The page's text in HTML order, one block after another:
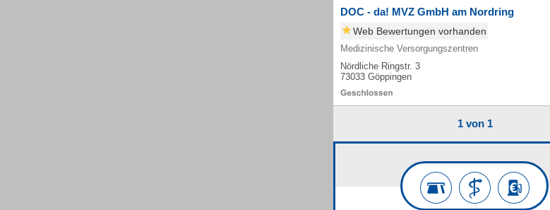
DOC - da! MVZ GmbH am Nordring
Web Bewertungen vorhanden
Medizinische Versorgungszentren
Nördliche Ringstr. 3
73033 Göppingen
1 von 1